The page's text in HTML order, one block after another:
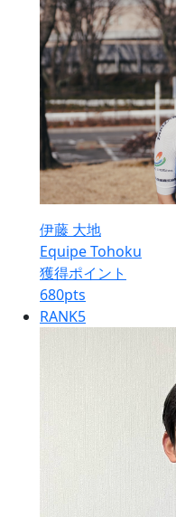
伊藤 大地
Equipe Tohoku
獲得ポイント
680pts
RANK5